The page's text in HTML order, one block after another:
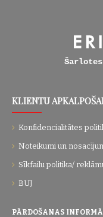
KLIENTU
Konfidencialitātes
Noteikumi un
Sīkfailu politika/
BUJ
PĀRDOŠANAS